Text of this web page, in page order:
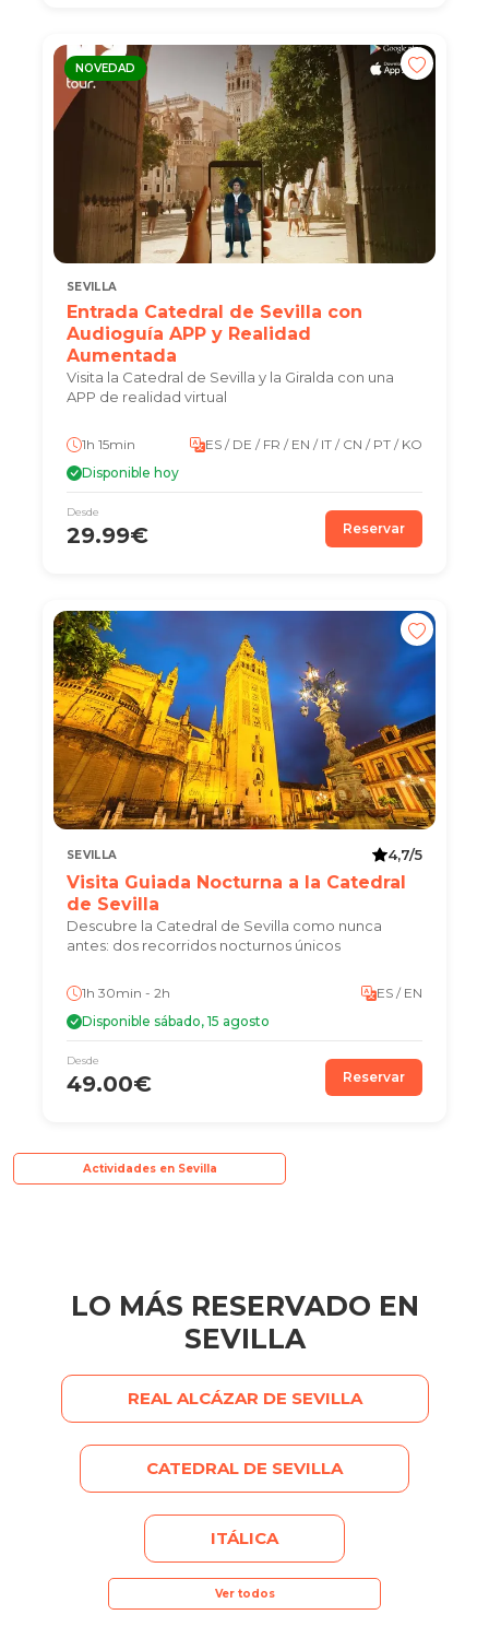
NOVEDAD
SEVILLA
Entrada Catedral de Sevilla con
Audioguía APP y Realidad
Aumentada
Visita la Catedral de Sevilla y la Giralda con una
APP de realidad virtual
1h 15min
ES / DE / FR / EN / IT / CN / PT / KO
Disponible hoy
Desde
29.99€ Reservar
SEVILLA 4,7/5
Visita Guiada Nocturna a la Catedral
de Sevilla
Descubre la Catedral de Sevilla como nunca
antes: dos recorridos nocturnos únicos
1h 30min - 2h
ES / EN
Disponible sábado, 15 agosto
Desde
49.00€ Reservar
Actividades en Sevilla
LO MÁS RESERVADO EN
SEVILLA
REAL ALCÁZAR DE SEVILLA
CATEDRAL DE SEVILLA
ITÁLICA
Ver todos